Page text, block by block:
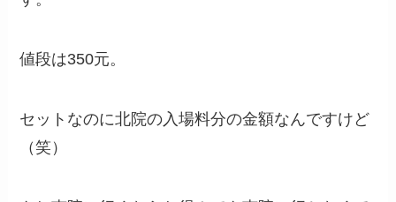
値段は350元。
セットなのに北院の入場料分の金額なんですけど
（笑）